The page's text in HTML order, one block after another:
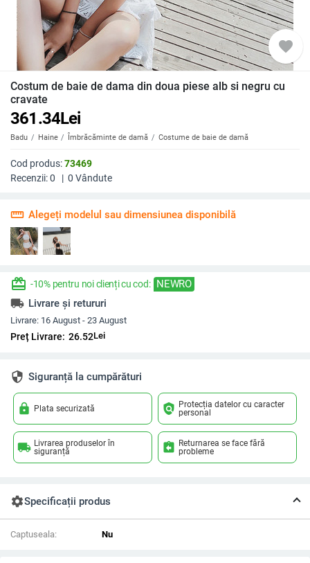
favorite
Costum de baie de dama din doua piese alb si negru cu
cravate
361.34Lei
Badu Haine Îmbrăcăminte de damă Costume de baie de damă
Cod produs:73469
Recenzii:0 | 0 Vândute
straighten Alegeți modelul sau dimensiunea disponibilă
redeem -10% pentru noi clienți cu cod: NEWRO
local_shipping Livrare și retururi
Livrare: 16 August - 23 August
Preț Livrare: 26.52Lei
security Siguranță la cumpărături
lock Plata securizată policy Protecția datelor cu caracter
personal
local_shipping Livrarea produselor în
siguranță
assignment_return Returnarea se face fără
probleme
settingsSpecificații produs
Captuseala: Nu